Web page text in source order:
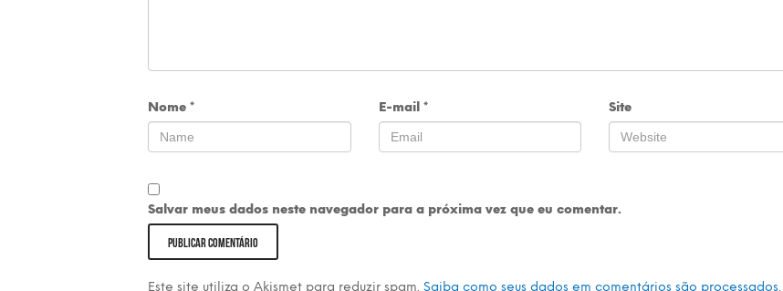
Nome * E-mail * Site
Salvar meus dados neste navegador para a próxima vez que eu comentar.
Este site utiliza o Akismet para reduzir spam. Saiba como seus dados em comentários são processados.